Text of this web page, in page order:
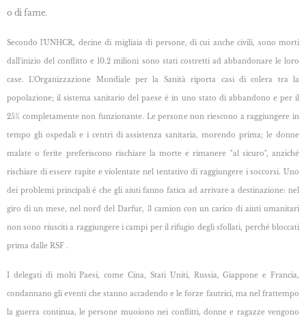
o di fame.
Secondo l'UNHCR, decine di migliaia di persone, di cui anche civili, sono morti
dall'inizio delconflitto e 10.2 milioni sono stati costretti ad abbandonare le loro
case. L'Organizzazione Mondiale per la Sanità riporta casi di colera tra la
popolazione; il sistema sanitario del paese è in uno stato di abbandono e per il
25% completamente non funzionante. Le persone non riescono a raggiungere in
tempo gli ospedali e i centri di assistenza sanitaria, morendo prima; le donne
malate o ferite preferiscono rischiare la morte e rimanere "al sicuro", anziché
rischiare di essere rapite e violentate nel tentativo di raggiungere i soccorsi. Uno
dei problemi principali è che gli aiuti fanno fatica ad arrivare a destinazione: nel
giro di un mese, nel nord del Darfur, 3 camion con un carico di aiuti umanitari
non sono riusciti a raggiungere i campi per il rifugio degli sfollati, perché bloccati
prima dalle RSF .
I delegati di molti Paesi, come Cina, Stati Uniti, Russia, Giappone e Francia,
condannano glieventi che stanno accadendo e le forze fautrici, ma nel frattempo
la guerra continua, le persone muoiono nei conflitti, donne e ragazze vengono